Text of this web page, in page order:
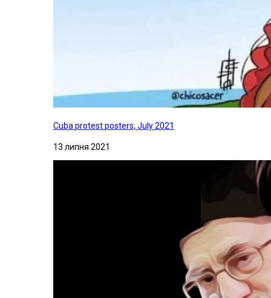
Cuba protest posters, July 2021
13 липня 2021